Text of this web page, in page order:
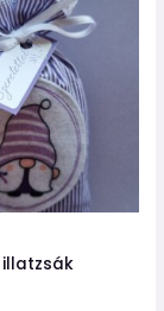
illatzsák